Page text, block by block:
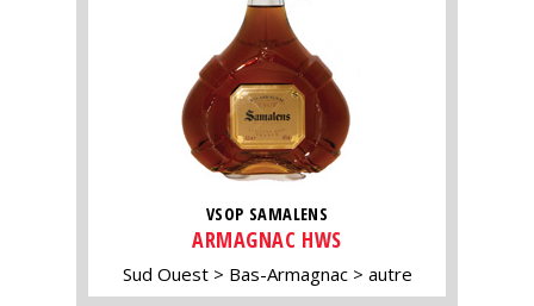
VSOP SAMALENS
ARMAGNAC HWS
Sud Ouest Bas-Armagnac autre